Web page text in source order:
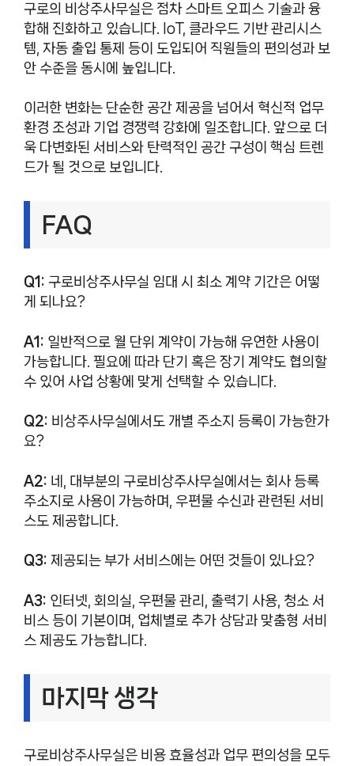
구로의 비상주사무실은 점차 스마트 오피스 기술과 융
합해 진화하고 있습니다. IoT, 클라우드 기반 관리시스
템, 자동 출입 통제 등이 도입되어 직원들의 편의성과 보
안 수준을 동시에 높입니다.
이러한 변화는 단순한 공간 제공을 넘어서 혁신적 업무
환경 조성과 기업 경쟁력 강화에 일조합니다. 앞으로 더
욱 다변화된 서비스와 탄력적인 공간 구성이 핵심 트렌
드가 될 것으로 보입니다.
FAQ
Q1: 구로비상주사무실 임대 시 최소 계약 기간은 어떻
게 되나요?
A1: 일반적으로 월 단위 계약이 가능해 유연한 사용이
가능합니다. 필요에 따라 단기 혹은 장기 계약도 협의할
수 있어 사업 상황에 맞게 선택할 수 있습니다.
Q2: 비상주사무실에서도 개별 주소지 등록이 가능한가
요?
A2: 네, 대부분의 구로비상주사무실에서는 회사 등록
주소지로 사용이 가능하며, 우편물 수신과 관련된 서비
스도 제공합니다.
Q3: 제공되는 부가 서비스에는 어떤 것들이 있나요?
A3: 인터넷, 회의실, 우편물 관리, 출력기 사용, 청소 서
비스 등이 기본이며, 업체별로 추가 상담과 맞춤형 서비
스 제공도 가능합니다.
마지막 생각
구로비상주사무실은 비용 효율성과 업무 편의성을 모두